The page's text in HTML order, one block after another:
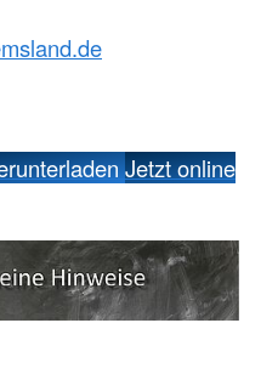
Jetzt online